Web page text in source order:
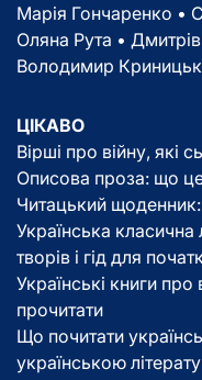
Марія Гончаренко •
Оляна Рута •
Володимир
ЦІКАВО
Вірші про війну, які
Описова проза: що це
Читацький щоденник:
Українська класична
творів і гід для
Українські книги про
прочитати
Що почитати
українською